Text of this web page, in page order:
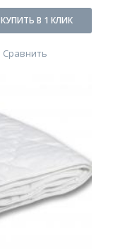
КУПИТЬ В 1 КЛИК
Сравнить